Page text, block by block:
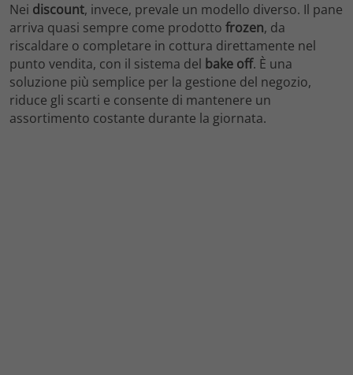
Nei discount, invece, prevale un modello diverso. Il pane
arriva quasi sempre come prodotto frozen, da
riscaldare o completare in cottura direttamente nel
punto vendita, con il sistema del bake off. È una
soluzione più semplice per la gestione del negozio,
riduce gli scarti e consente di mantenere un
assortimento costante durante la giornata.